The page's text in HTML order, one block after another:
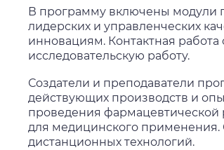
В программу включены модули
лидерских и управленческих
инновациям. Контактная
исследовательскую работу.
Создатели и преподаватели
действующих производств и
проведения фармацевтической
для медицинского
дистанционных технологий.